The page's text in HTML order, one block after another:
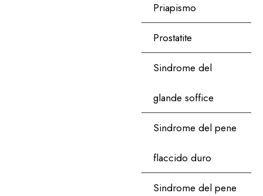
Priapismo
Prostatite
Sindrome del
glande soffice
Sindrome del pene
flaccido duro
Sindrome del pene